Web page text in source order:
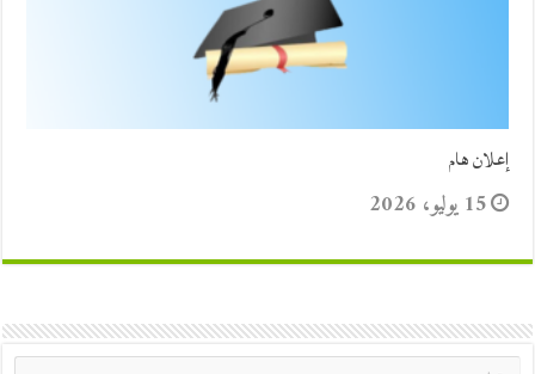
إعلان هام
15 يوليو، 2026